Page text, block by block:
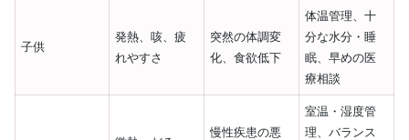
子供
発熱、咳、疲
れやすさ
突然の体調変
化、食欲低下
体温管理、十
分な水分・睡
眠、早めの医
療相談
慢性疾患の悪
室温・湿度管
理、バランス